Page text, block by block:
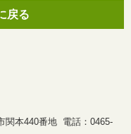
戻る
関本440番地 電話：0465-